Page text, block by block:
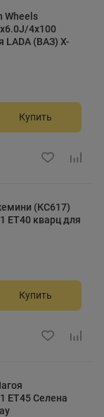
Wheels
4x100
LADA (ВАЗ) X-
Купить
(КС617)
ET40 кварц для
Купить
ET45 Селена